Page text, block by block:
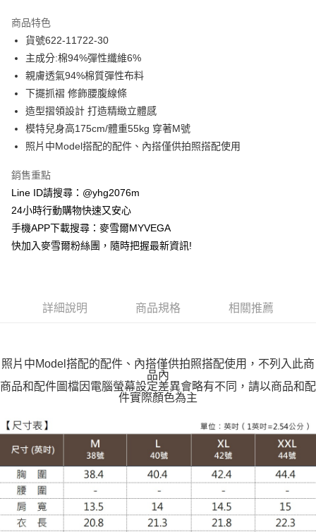
合作金庫商業銀行
華南商業銀行
上海商業儲蓄銀行
國泰世華商業銀行
臺灣中小企業銀行
匯豐（台灣）商業銀行
聯邦商業銀行
元大商業銀行
永豐商業銀行
玉山商業銀行
星展（台灣）商業銀行
台灣樂天信用卡公司
超商取貨付款
LINE Pay
Apple Pay
街口支付
貨到付款
運送方式
全家取貨付款
每筆NT$100，滿NT$599(含以上)免運費
每筆NT$100，滿NT$988(含以上)免運費
付款後萊爾富取貨
每筆NT$100，滿NT$988(含以上)免運費
7-11取貨付款
每筆NT$100，滿NT$988(含以上)免運費
付款後7-11取貨
每筆NT$100，滿NT$988(含以上)免運費
大嘴鳥宅配通
商品特色
貨號622-11722-30
主成分:棉94%彈性纖維6%
親膚透氣94%棉質彈性布料
下擺抓褶 修飾腰腹線條
造型摺領設計 打造精緻立體感
模特兒身高175cm/體重55kg 穿著M號
照片中Model搭配的配件、內搭僅供拍照搭配使用
銷售重點
Line ID請搜尋：@yhg2076m
24小時行動購物快速又安心
手機APP下載搜尋：麥雪爾MYVEGA
快加入麥雪爾粉絲團，隨時把握最新資訊!
詳細說明 商品規格 相關推薦
照片中Model搭配的配件、內搭僅供拍照搭配使用，不列入此商
品內
商品和配件圖檔因電腦螢幕設定差異會略有不同，請以商品和配
件實際顏色為主